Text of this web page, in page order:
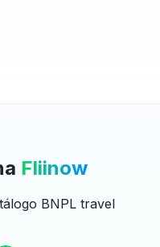
Fliinow
BNPL travel